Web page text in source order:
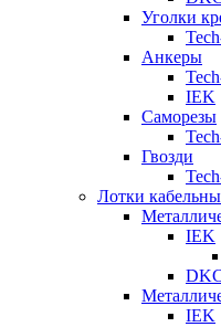
Уголки
Анкеры
IEK
Саморезы
Гвозди
Лотки
IEK
IEK